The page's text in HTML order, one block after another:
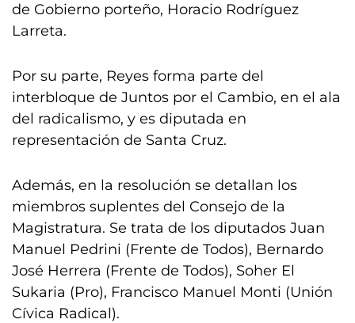
de Gobierno porteño, Horacio Rodríguez
Larreta.
Por su parte, Reyes forma parte del
interbloque de Juntos por el Cambio, en el ala
del radicalismo, y es diputada en
representación de Santa Cruz.
Además, en la resolución se detallan los
miembros suplentes del Consejo de la
Magistratura. Se trata de los diputados Juan
Manuel Pedrini (Frente de Todos), Bernardo
José Herrera (Frente de Todos), Soher El
Sukaria (Pro), Francisco Manuel Monti (Unión
Cívica Radical).